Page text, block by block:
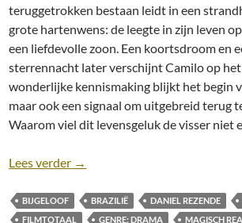
teruggetrokken bestaan leidt in een
grote hartenwens: de leegte in zijn leven
een liefdevolle zoon. Een koortsdroom en
sterrennacht later verschijnt Camilo op
wonderlijke kennismaking blijkt het begin
maar ook een signaal om uitgebreid terug
Waarom viel dit levensgeluk de visser niet
Lees verder Recensie: O Filho de Mil
→
BIJGELOOF BRAZILIË DANIEL REZENDE
FILMTOTAAL
GENRE: DRAMA MAGISCH